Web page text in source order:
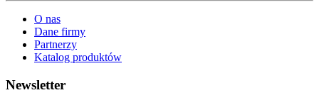
O nas
Dane firmy
Partnerzy
Katalog produktów
Newsletter